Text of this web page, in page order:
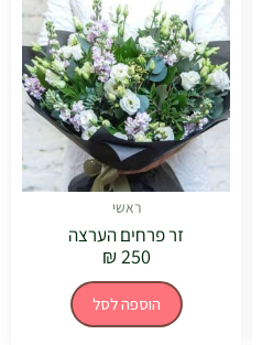
ראשי
זר פרחים הערצה
₪250
הוספה לסל